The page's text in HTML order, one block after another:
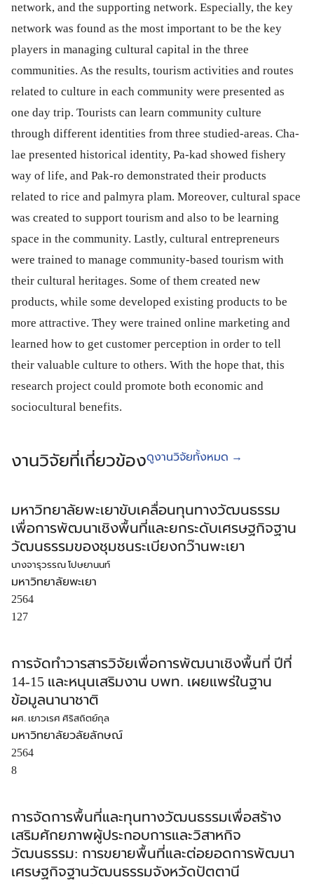
network, and the supporting network. Especially, the key
network was found as the most important to be the key
players in managing cultural capital in the three
communities. As the results, tourism activities and routes
related to culture in each community were presented as
one day trip. Tourists can learn community culture
through different identities from three studied-areas. Cha-
lae presented historical identity, Pa-kad showed fishery
way of life, and Pak-ro demonstrated their products
related to rice and palmyra plam. Moreover, cultural space
was created to support tourism and also to be learning
space in the community. Lastly, cultural entrepreneurs
were trained to manage community-based tourism with
their cultural heritages. Some of them created new
products, while some developed existing products to be
more attractive. They were trained online marketing and
learned how to get customer perception in order to tell
their valuable culture to others. With the hope that, this
research project could promote both economic and
sociocultural benefits.
งานวิจัยที่เกี่ยวข้องดูงานวิจัยทั้งหมด →
มหาวิทยาลัยพะเยาขับเคลื่อนทุนทางวัฒนธรรม
เพื่อการพัฒนาเชิงพื้นที่และยกระดับเศรษฐกิจฐาน
วัฒนธรรมของชุมชนระเบียงกว๊านพะเยา
นางจารุวรรณ โปษยานนท์
มหาวิทยาลัยพะเยา
2564
127
การจัดทำวารสารวิจัยเพื่อการพัฒนาเชิงพื้นที่ ปีที่
14-15 และหนุนเสริมงาน บพท. เผยแพร่ในฐาน
ข้อมูลนานาชาติ
ผศ. เยาวเรศ ศิริสถิตย์กุล
มหาวิทยาลัยวลัยลักษณ์
2564
8
การจัดการพื้นที่และทุนทางวัฒนธรรมเพื่อสร้าง
เสริมศักยภาพผู้ประกอบการและวิสาหกิจ
วัฒนธรรม: การขยายพื้นที่และต่อยอดการพัฒนา
เศรษฐกิจฐานวัฒนธรรมจังหวัดปัตตานี